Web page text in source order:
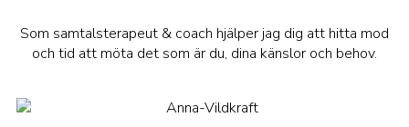
Som samtalsterapeut & coach hjälper jag dig att hitta mod
och tid att möta det som är du, dina känslor och behov.